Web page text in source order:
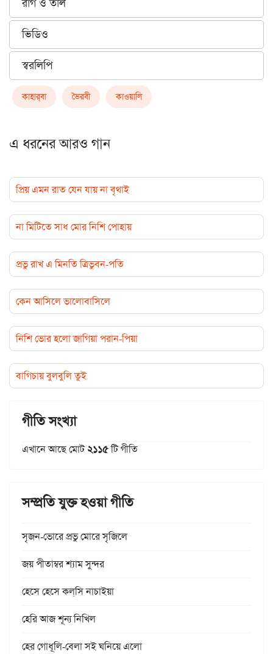
রাগ ও তাল
ভিডিও
স্বরলিপি
কাহার্‌বা ভৈরবী কাওয়ালি
এ ধরনের আরও গান
প্রিয় এমন রাত যেন যায় না বৃথাই
না মিটিতে সাধ মোর নিশি পোহায়
প্রভু রাখ এ মিনতি ত্রিভুবন-পতি
কেন আসিলে ভালোবাসিলে
নিশি ভোর হলো জাগিয়া পরান-পিয়া
বাগিচায় বুলবুলি তুই
গীতি সংখ্যা
এখানে আছে মোট২১১৫টি গীতি
সম্প্রতি যুক্ত হওয়া গীতি
সৃজন-ভোরে প্রভু মোরে সৃজিলে
জয় পীতাম্বর শ্যাম সুন্দর
হেসে হেসে কল্‌সি নাচাইয়া
হেরি আজ শূন্য নিখিল
হের গোধূলি-বেলা সই ঘনিয়ে এলো